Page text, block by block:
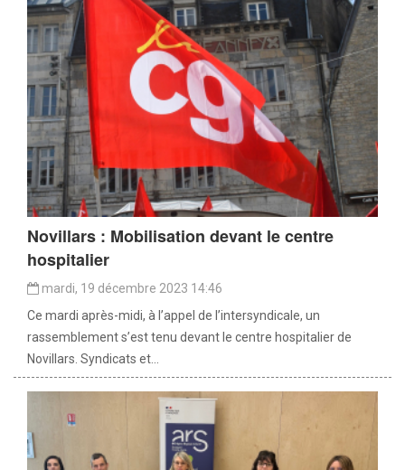
Novillars : Mobilisation devant le centre
hospitalier
mardi, 19 décembre 2023 14:46
Ce mardi après-midi, à l’appel de l’intersyndicale, un
rassemblement s’est tenu devant le centre hospitalier de
Novillars. Syndicats et...